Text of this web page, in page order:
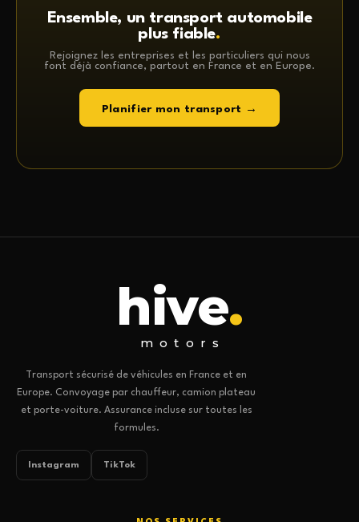
Ensemble, un transport automobile
plus fiable.
Rejoignez les entreprises et les particuliers qui nous
font déjà confiance, partout en France et en Europe.
Planifier mon transport →
hive.
motors
Transport sécurisé de véhicules en France et en
Europe. Convoyage par chauffeur, camion plateau
et porte-voiture. Assurance incluse sur toutes les
formules.
Instagram TikTok